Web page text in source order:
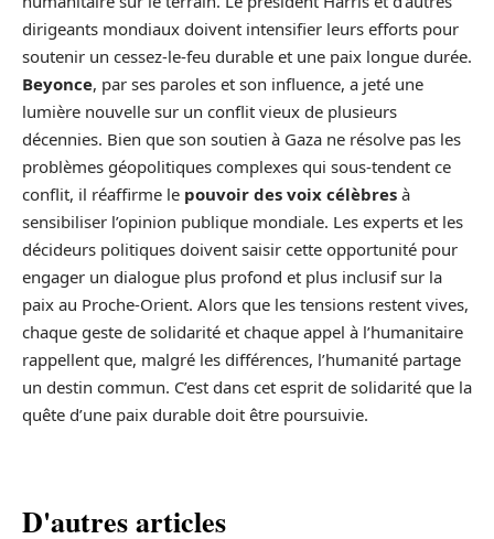
dirigeants mondiaux doivent intensifier leurs efforts pour
soutenir un cessez-le-feu durable et une paix longue durée.
Beyonce, par ses paroles et son influence, a jeté une
lumière nouvelle sur un conflit vieux de plusieurs
décennies. Bien que son soutien à Gaza ne résolve pas les
problèmes géopolitiques complexes qui sous-tendent ce
conflit, il réaffirme le pouvoir des voix célèbres à
sensibiliser l’opinion publique mondiale. Les experts et les
décideurs politiques doivent saisir cette opportunité pour
engager un dialogue plus profond et plus inclusif sur la
paix au Proche-Orient. Alors que les tensions restent vives,
chaque geste de solidarité et chaque appel à l’humanitaire
rappellent que, malgré les différences, l’humanité partage
un destin commun. C’est dans cet esprit de solidarité que la
quête d’une paix durable doit être poursuivie.
D'autres articles